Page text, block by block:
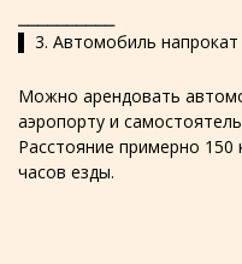
▌ 3. Автомобиль напрокат
Можно арендовать
аэропорту и
Расстояние примерно
часов езды.